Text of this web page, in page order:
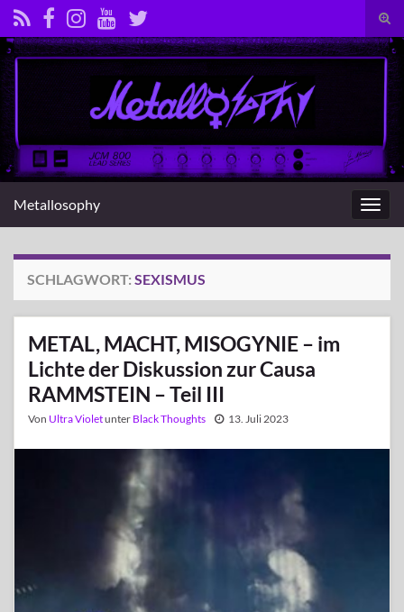
Search for:
Metallosophy
SCHLAGWORT: SEXISMUS
METAL, MACHT, MISOGYNIE – im
Lichte der Diskussion zur Causa
RAMMSTEIN – Teil III
Von Ultra Violetunter Black Thoughts 13. Juli 2023